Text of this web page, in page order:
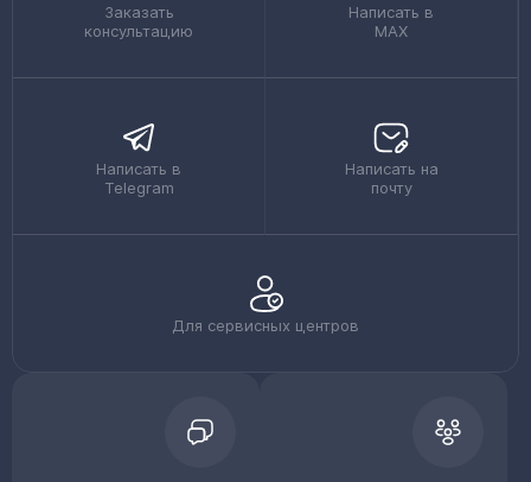
Заказать
консультацию
Написать в
MAX
Написать в
Telegram
Написать на
почту
Для сервисных центров